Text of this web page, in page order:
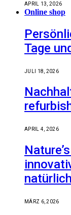
APRIL 13, 2026
Online shop
Tage
JULI 18, 2026
APRIL 4, 2026
MÄRZ 6, 2026